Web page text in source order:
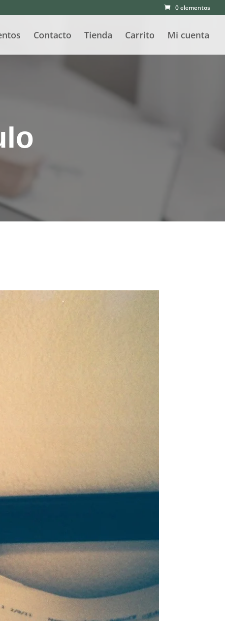
0 elementos
Contacto Tienda Carrito Mi cuenta